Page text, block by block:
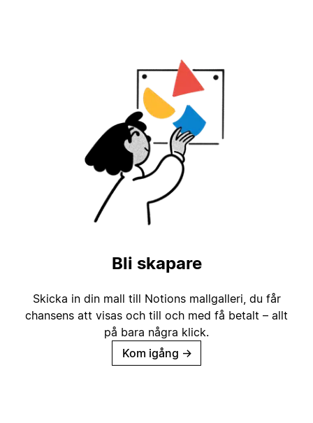
Bli skapare
Skicka in din mall till Notions mallgalleri, du får
chansens att visas och till och med få betalt – allt
på bara några klick.
Kom igång →